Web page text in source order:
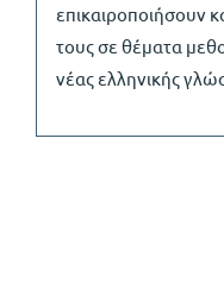
επικαιροποιήσουν
τους σε θέματα
νέας ελληνικής